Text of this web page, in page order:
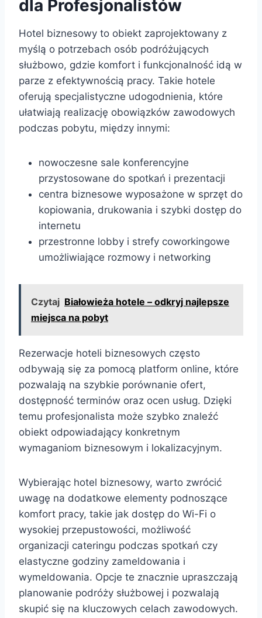
dla Profesjonalistów
Hotel biznesowy to obiekt zaprojektowany z
myślą o potrzebach osób podróżujących
służbowo, gdzie komfort i funkcjonalność idą w
parze z efektywnością pracy. Takie hotele
oferują specjalistyczne udogodnienia, które
ułatwiają realizację obowiązków zawodowych
podczas pobytu, między innymi:
nowoczesne sale konferencyjne
przystosowane do spotkań i prezentacji
centra biznesowe wyposażone w sprzęt do
kopiowania, drukowania i szybki dostęp do
internetu
przestronne lobby i strefy coworkingowe
umożliwiające rozmowy i networking
Czytaj Białowieża hotele – odkryj najlepsze
miejsca na pobyt
Rezerwacje hoteli biznesowych często
odbywają się za pomocą platform online, które
pozwalają na szybkie porównanie ofert,
dostępność terminów oraz ocen usług. Dzięki
temu profesjonalista może szybko znaleźć
obiekt odpowiadający konkretnym
wymaganiom biznesowym i lokalizacyjnym.
Wybierając hotel biznesowy, warto zwrócić
uwagę na dodatkowe elementy podnoszące
komfort pracy, takie jak dostęp do Wi-Fi o
wysokiej przepustowości, możliwość
organizacji cateringu podczas spotkań czy
elastyczne godziny zameldowania i
wymeldowania. Opcje te znacznie upraszczają
planowanie podróży służbowej i pozwalają
skupić się na kluczowych celach zawodowych.